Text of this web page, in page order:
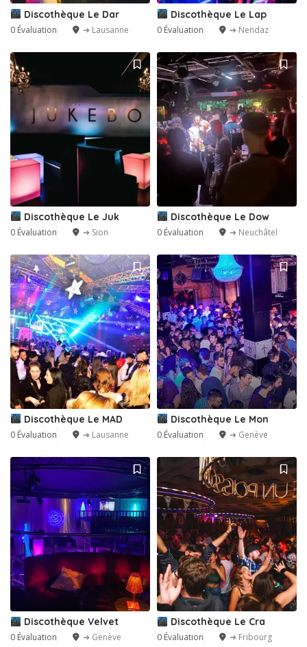
Discothèque Le Dar
0 Évaluation ➔ Lausanne
Discothèque Le Lap
0 Évaluation ➔ Nendaz
Discothèque Le Juk
0 Évaluation ➔ Sion
Discothèque Le Dow
0 Évaluation ➔ Neuchâtel
Discothèque Le MAD
0 Évaluation ➔ Lausanne
Discothèque Le Mon
0 Évaluation ➔ Genève
Discothèque Velvet
0 Évaluation ➔ Genève
Discothèque Le Cra
0 Évaluation ➔ Fribourg